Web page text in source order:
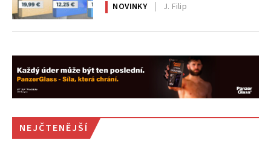
NOVINKY J. Filip
NEJČTENĚJŠÍ